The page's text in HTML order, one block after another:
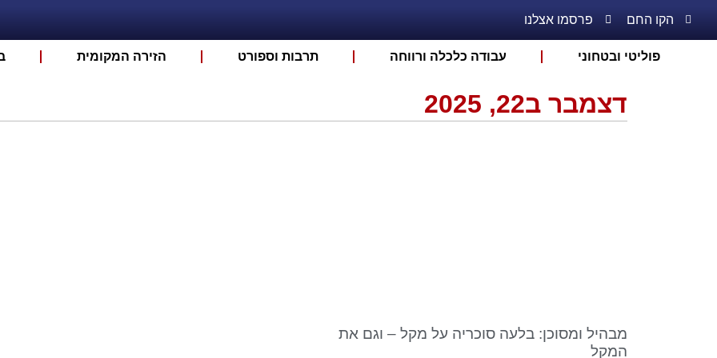
הקו החם פרסמו אצלנו
פוליטי ובטחוני עבודה כלכלה ורווחה תרבות וספורט הזירה המקומית
דצמבר ב22, 2025
מבהיל ומסוכן: בלעה סוכריה על מקל – וגם את
המקל